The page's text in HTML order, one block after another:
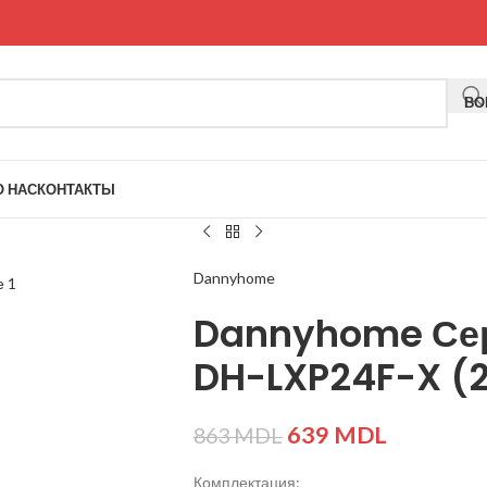
НАСКОНТАКТЫ
Dannyhome
Dannyhome
DH-LXP24F-X
863MDL 639 MDL
Комплектация: